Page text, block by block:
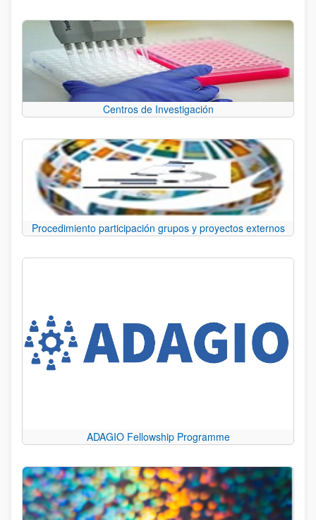
Centros de Investigación
Procedimiento participación grupos y proyectos externos
ADAGIO Fellowship Programme